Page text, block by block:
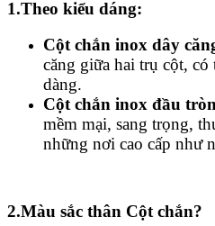
1.Theo kiểu dáng:
Cột chắn inox dây
căng giữa hai trụ cột, có
dàng.
Cột chắn inox đầu
mềm mại, sang trọng,
những nơi cao cấp như
2.Màu sắc thân Cột chắn?